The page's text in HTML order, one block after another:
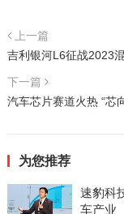
上一篇
吉利银河L6征战2023
下一篇
汽车芯片赛道火热 “芯
为您推荐
速豹科
车产业